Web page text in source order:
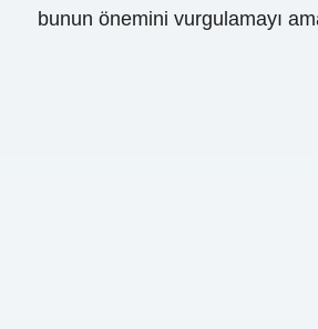
bunun önemini vurgulamayı